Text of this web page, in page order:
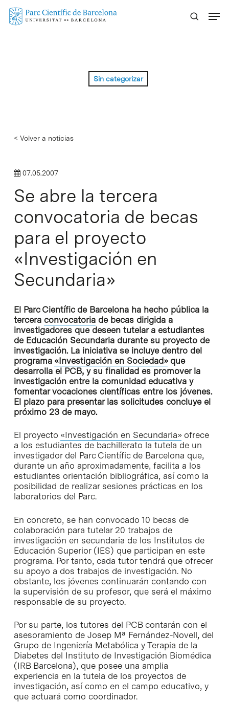
Skip
Sin categorizar
< Volver a noticias
07.05.2007
Se abre la tercera
convocatoria de becas
para el proyecto
«Investigación en
Secundaria»
El Parc Científic de Barcelona ha hecho pública la
tercera convocatoriade becas dirigida a
investigadores que deseen tutelar a estudiantes
de Educación Secundaria durante su proyecto de
investigación. La iniciativa se incluye dentro del
programa «Investigación en Sociedad»que
desarrolla el PCB, y su finalidad es promover la
investigación entre la comunidad educativa y
fomentar vocaciones científicas entre los jóvenes.
El plazo para presentar las solicitudes concluye el
próximo 23 de mayo.
El proyecto «Investigación en Secundaria»ofrece
a los estudiantes de bachillerato la tutela de un
investigador del Parc Científic de Barcelona que,
durante un año aproximadamente, facilita a los
estudiantes orientación bibliográfica, así como la
posibilidad de realizar sesiones prácticas en los
laboratorios del Parc.
En concreto, se han convocado 10 becas de
colaboración para tutelar 20 trabajos de
investigación en secundaria de los Institutos de
Educación Superior (IES) que participan en este
programa. Por tanto, cada tutor tendrá que ofrecer
su apoyo a dos trabajos de investigación. No
obstante, los jóvenes continuarán contando con
la supervisión de su profesor, que será el máximo
responsable de su proyecto.
Por su parte, los tutores del PCB contarán con el
asesoramiento de Josep Mª Fernández-Novell, del
Grupo de Ingeniería Metabólica y Terapia de la
Diabetes del Instituto de Investigación Biomédica
(IRB Barcelona), que posee una amplia
experiencia en la tutela de los proyectos de
investigación, así como en el campo educativo, y
que actuará como coordinador.